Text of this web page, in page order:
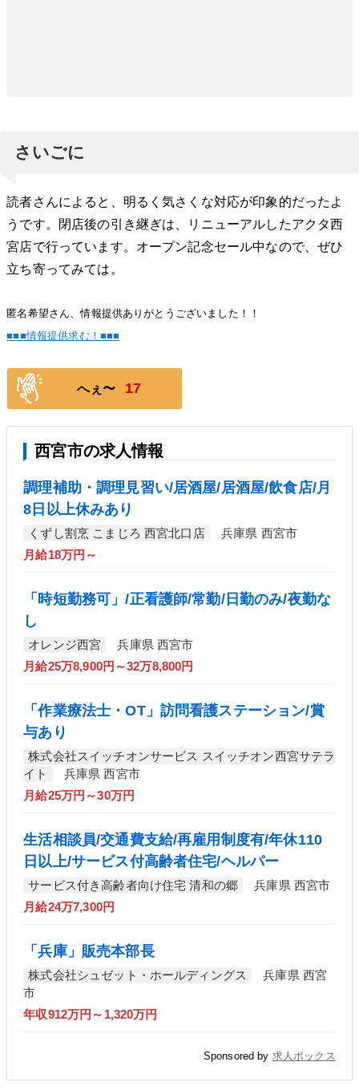
さいごに
読者さんによると、明るく気さくな対応が印象的だったよ
うです。閉店後の引き継ぎは、リニューアルしたアクタ西
宮店で行っています。オープン記念セール中なので、ぜひ
立ち寄ってみては。
匿名希望さん、情報提供ありがとうございました！！
■■■情報提供求む！■■■
へぇ〜 17
西宮市の求人情報
調理補助・調理見習い/居酒屋/居酒屋/飲食店/月
8日以上休みあり
くずし割烹 こまじろ 西宮北口店
兵庫県 西宮市
月給18万円～
「時短勤務可」/正看護師/常勤/日勤のみ/夜勤な
し
オレンジ西宮
兵庫県 西宮市
月給25万8,900円～32万8,800円
「作業療法士・OT」訪問看護ステーション/賞
与あり
株式会社スイッチオンサービス スイッチオン西宮サテラ
イト
兵庫県 西宮市
月給25万円～30万円
生活相談員/交通費支給/再雇用制度有/年休110
日以上/サービス付高齢者住宅/ヘルパー
サービス付き高齢者向け住宅 清和の郷
兵庫県 西宮市
月給24万7,300円
「兵庫」販売本部長
株式会社シュゼット・ホールディングス
兵庫県 西宮
市
年収912万円～1,320万円
Sponsored by 求人ボックス